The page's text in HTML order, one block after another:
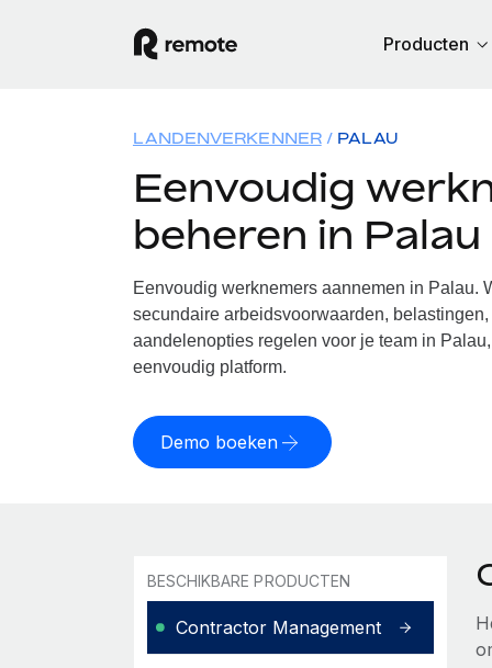
Producten
LANDENVERKENNER PALAU
Eenvoudig
beheren in Palau
Eenvoudig werknemers aannemen in Palau.
secundaire arbeidsvoorwaarden,
aandelenopties regelen voor je team in
eenvoudig platform.
Demo boeken
BESCHIKBARE PRODUCTEN
Contractor Management